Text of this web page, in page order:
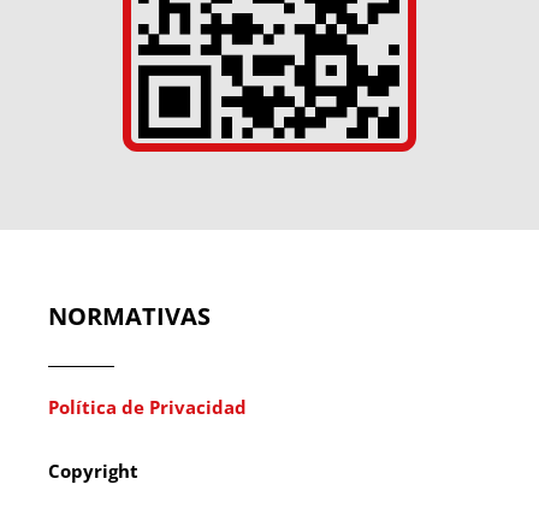
NORMATIVAS
Política de Privacidad
Copyright